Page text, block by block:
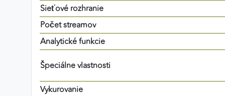
Sieťové rozhranie
Počet streamov
Analytické funkcie
Špeciálne vlastnosti
Vykurovanie
Google Ads
Poskytovateľ: Google